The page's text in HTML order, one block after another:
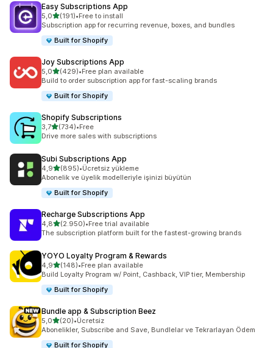
Easy Subscriptions App
5,05 yıldız üzerinden
(191)
toplam 191 değerlendirme
•Free to install
Subscription app for recurring revenue, boxes, and bundles
Built for Shopify
Joy Subscriptions App
5,05 yıldız üzerinden
(429)
toplam 429 değerlendirme
•Free plan available
Build to order subscription app for fast-scaling brands
Built for Shopify
Shopify Subscriptions
3,75 yıldız üzerinden
(734)
toplam 734 değerlendirme
•Free
Drive more sales with subscriptions
Subi Subscriptions App
4,95 yıldız üzerinden
(895)
toplam 895 değerlendirme
•Ücretsiz yükleme
Abonelik ve üyelik modelleriyle işinizi büyütün
Built for Shopify
Recharge Subscriptions App
4,85 yıldız üzerinden
(2.950)
toplam 2950 değerlendirme
•Free trial available
The subscription platform built for the fastest-growing brands
YOYO Loyalty Program & Rewards
4,95 yıldız üzerinden
(148)
toplam 148 değerlendirme
•Free plan available
Build Loyalty Program w/ Point, Cashback, VIP tier, Membership
Built for Shopify
Bundle app & Subscription Beez
5,05 yıldız üzerinden
(20)
toplam 20 değerlendirme
•Ücretsiz
Abonelikler, Subscribe and Save, Bundlelar ve Tekrarlayan Ödem
Built for Shopify